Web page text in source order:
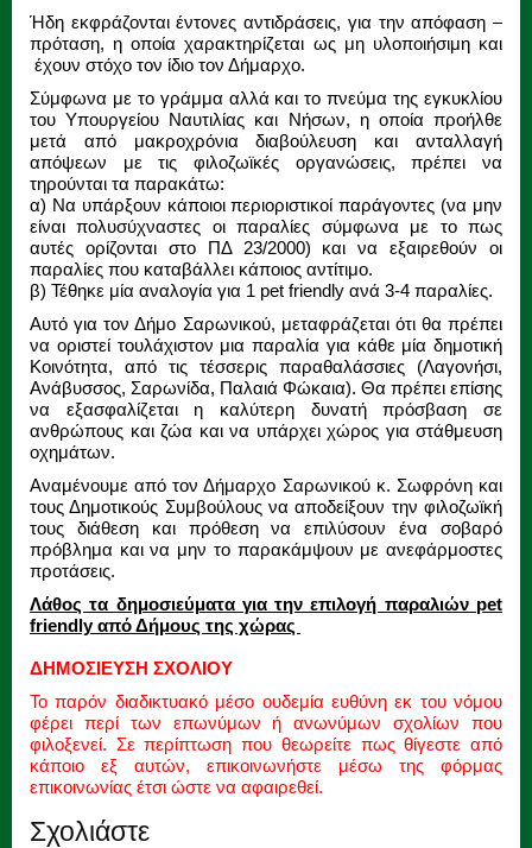
Ήδη εκφράζονται έντονες αντιδράσεις, για την απόφαση –
πρόταση, η οποία χαρακτηρίζεται ως μη υλοποιήσιμη και
έχουν στόχο τον ίδιο τον Δήμαρχο.
Σύμφωνα με το γράμμα αλλά και το πνεύμα της εγκυκλίου
του Υπουργείου Ναυτιλίας και Νήσων, η οποία προήλθε
μετά από μακροχρόνια διαβούλευση και ανταλλαγή
απόψεων με τις φιλοζωϊκές οργανώσεις, πρέπει να
τηρούνται τα παρακάτω:
α) Να υπάρξουν κάποιοι περιοριστικοί παράγοντες (να μην
είναι πολυσύχναστες οι παραλίες σύμφωνα με το πως
αυτές ορίζονται στο ΠΔ 23/2000) και να εξαιρεθούν οι
παραλίες που καταβάλλει κάποιος αντίτιμο.
β) Τέθηκε μία αναλογία για 1 pet friendly ανά 3-4 παραλίες.
Αυτό για τον Δήμο Σαρωνικού, μεταφράζεται ότι θα πρέπει
να οριστεί τουλάχιστον μια παραλία για κάθε μία δημοτική
Κοινότητα, από τις τέσσερις παραθαλάσσιες (Λαγονήσι,
Ανάβυσσος, Σαρωνίδα, Παλαιά Φώκαια). Θα πρέπει επίσης
να εξασφαλίζεται η καλύτερη δυνατή πρόσβαση σε
ανθρώπους και ζώα και να υπάρχει χώρος για στάθμευση
οχημάτων.
Αναμένουμε από τον Δήμαρχο Σαρωνικού κ. Σωφρόνη και
τους Δημοτικούς Συμβούλους να αποδείξουν την φιλοζωϊκή
τους διάθεση και πρόθεση να επιλύσουν ένα σοβαρό
πρόβλημα και να μην το παρακάμψουν με ανεφάρμοστες
προτάσεις.
Λάθος τα δημοσιεύματα για την επιλογή παραλιών pet
friendly από Δήμους της χώρας
ΔΗΜΟΣΙΕΥΣΗ ΣΧΟΛΙΟΥ
Το παρόν διαδικτυακό μέσο ουδεμία ευθύνη εκ του νόμου
φέρει περί των επωνύμων ή ανωνύμων σχολίων που
φιλοξενεί. Σε περίπτωση που θεωρείτε πως θίγεστε από
κάποιο εξ αυτών, επικοινωνήστε μέσω της φόρμας
επικοινωνίας έτσι ώστε να αφαιρεθεί.
Σχολιάστε